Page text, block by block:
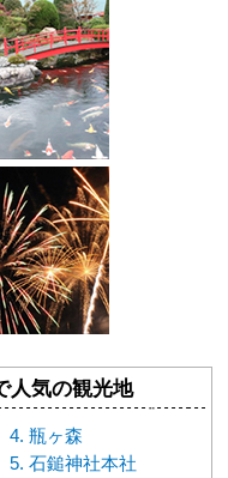
人気の観光地
瓶ヶ森
石鎚神社本社